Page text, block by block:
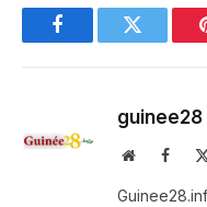
FacebookTwitter
guinee28
Website